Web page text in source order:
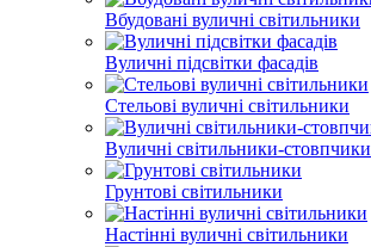
Вбудовані вуличні світильники
Вуличні підсвітки фасадів
Стельові вуличні світильники
Вуличні світильники-стовпчики
Грунтові світильники
Настінні вуличні світильники